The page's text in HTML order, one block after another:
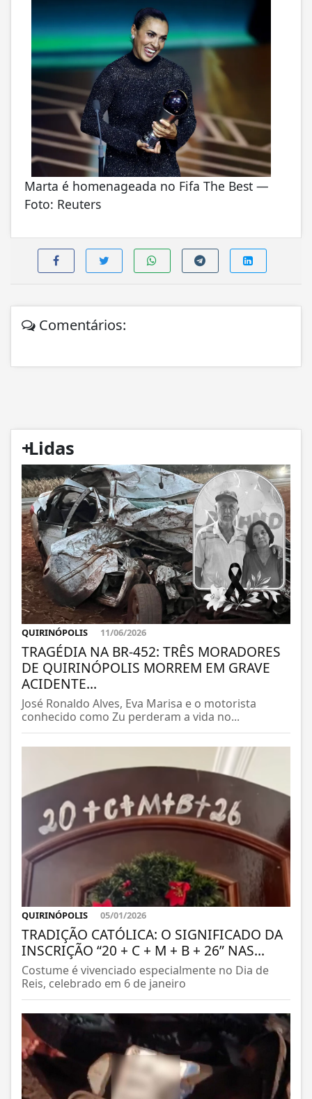
Marta é homenageada no Fifa The Best —
Foto: Reuters
Comentários:
+
Lidas
QUIRINÓPOLIS 11/06/2026
TRAGÉDIA NA BR-452: TRÊS MORADORES
DE QUIRINÓPOLIS MORREM EM GRAVE
ACIDENTE...
José Ronaldo Alves, Eva Marisa e o motorista
conhecido como Zu perderam a vida no...
QUIRINÓPOLIS 05/01/2026
TRADIÇÃO CATÓLICA: O SIGNIFICADO DA
INSCRIÇÃO “20 + C + M + B + 26” NAS...
Costume é vivenciado especialmente no Dia de
Reis, celebrado em 6 de janeiro